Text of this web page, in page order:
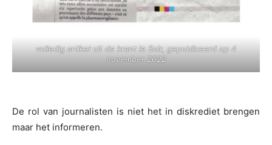
volledig artikel uit de krant le Soir, gepubliceerd op 4
november 2022
De rol van journalisten is niet het in diskrediet brengen
maar het informeren.